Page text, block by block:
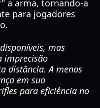
a arma, tornando-a
para jogadores
mas
imprecisão
distância. A menos
em sua
para eficiência no